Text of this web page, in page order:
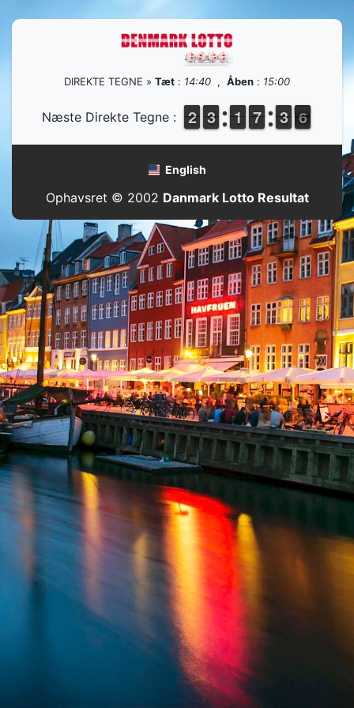
DIREKTE TEGNE » Tæt : 14:40 , Åben : 15:00
Næste Direkte Tegne : 1
1
2
2 2
2
3
3 1
1
1
1 6
6
7
7 2
2
3
3 6
5
English
Ophavsret © 2002 Danmark Lotto Resultat